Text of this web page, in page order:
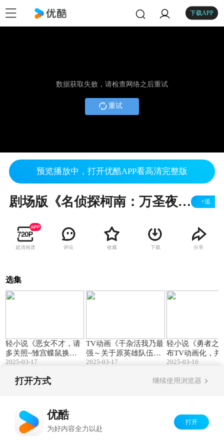
下载APP
数据获取失败，请检查网络之后重试
重试
预览播放中，打开优酷APP看高清完整版
剧场版《名侦探柯南：万圣夜的新娘》特报PV公开，2022年4月15日上映 +追
超清画质 评论 收藏 下载 分享
选集
轻小说《恶女不才，请
多关照~雏宫蝶鼠换身
传~》宣布TV动画化，
2025-03-17
TV动画《干杂活我乃最
强～关于原英雄队伍的
杂役人员，实际上除了
故事～》公开第二弹P
2025-03-17
轻小说《勇者之
布TV动画化，并
报PV
2025-03-16
打开方式 继续使用浏览器
优酷
为好内容全力以赴
打开